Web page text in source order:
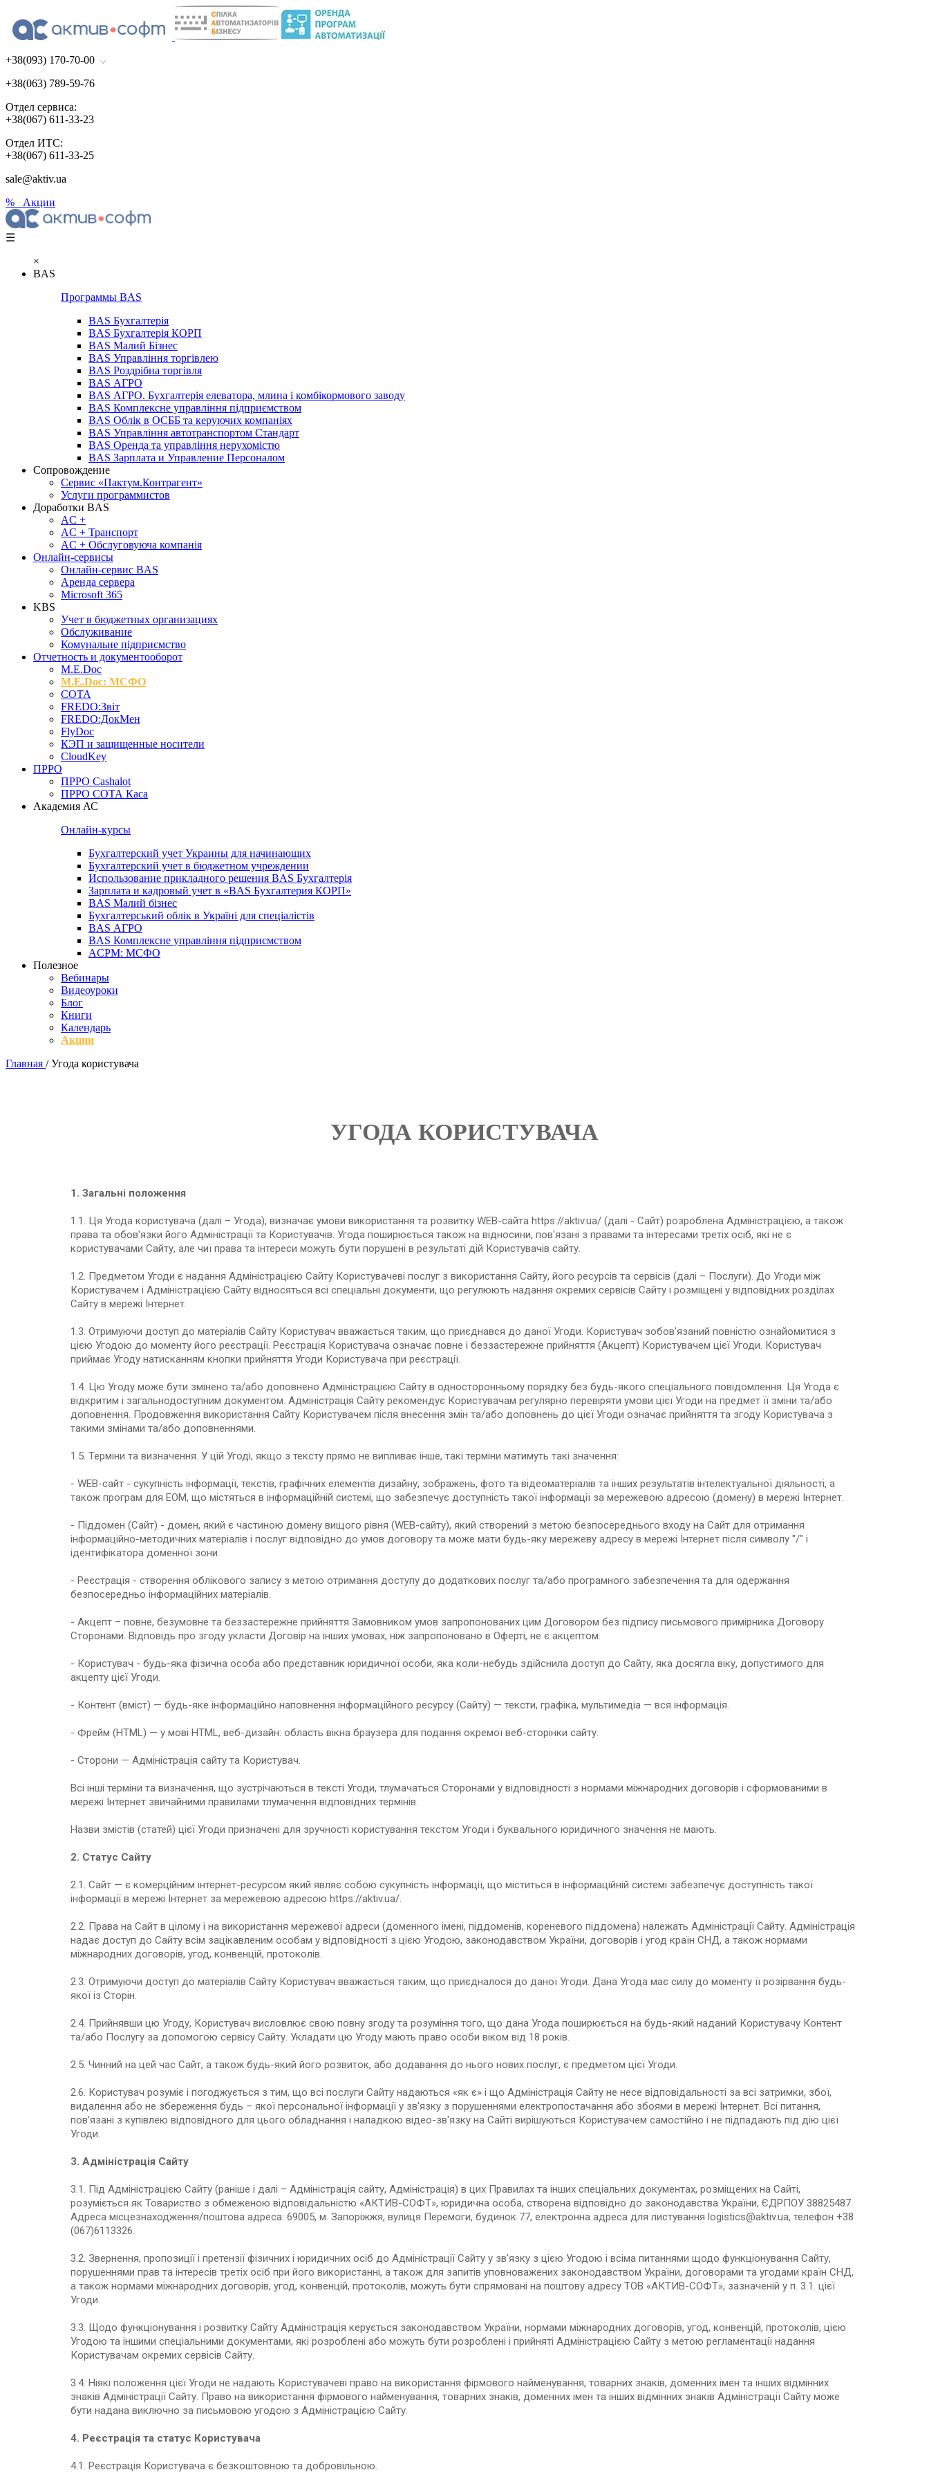
+38(093) 170-70-00
+38(063) 789-59-76
Отдел сервиса:
+38(067) 611-33-23
Отдел ИТС:
+38(067) 611-33-25
sale@aktiv.ua
% Акции
☰
×
BAS
Программы BAS
BAS Бухгалтерія
BAS Бухгалтерія КОРП
BAS Малий Бізнес
BAS Управління торгівлею
BAS Роздрібна торгівля
BAS АГРО
BAS АГРО. Бухгалтерія елеватора, млина і комбікормового заводу
BAS Комплексне управління підприємством
BAS Облік в ОСББ та керуючих компаніях
BAS Управління автотранспортом Стандарт
BAS Оренда та управління нерухомістю
BAS Зарплата и Управление Персоналом
Сопровождение
Сервис «Пактум.Контрагент»
Услуги программистов
Доработки BAS
AC +
AC + Транспорт
AC + Обслуговуюча компанія
Онлайн-сервисы
Онлайн-сервис BAS
Аренда сервера
Microsoft 365
KBS
Учет в бюджетных организациях
Обслуживание
Комунальне підприємство
Отчетность и документооборот
M.Е.Doc
M.E.Doc: МСФО
СОТА
FREDO:Звіт
FREDO:ДокМен
FlyDoc
КЭП и защищенные носители
CloudKey
ПРРО
ПРРО Cashalot
ПРРО СОТА Каса
Академия АС
Онлайн-курсы
Бухгалтерский учет Украины для начинающих
Бухгалтерский учет в бюджетном учреждении
Использование прикладного решения BAS Бухгалтерія
Зарплата и кадровый учет в «BAS Бухгалтерия КОРП»
BAS Малий бізнес
Бухгалтерський облік в Україні для спеціалістів
BAS АГРО
BAS Комплексне управління підприємством
ACPM: МСФО
Полезное
Вебинары
Видеоуроки
Блог
Книги
Календарь
Акции
Главная / Угода користувача
УГОДА КОРИСТУВАЧА
1. Загальні положення
1.1. Ця Угода користувача (далі – Угода), визначає умови використання та розвитку WEB-сайта https://aktiv.ua/ (далі - Сайт) розроблена Адміністрацією, а також
права та обов'язки його Адміністрації та Користувачів. Угода поширюється також на відносини, пов'язані з правами та інтересами третіх осіб, які не є
користувачами Сайту, але чиї права та інтереси можуть бути порушені в результаті дій Користувачів сайту.
1.2. Предметом Угоди є надання Адміністрацією Сайту Користувачеві послуг з використання Сайту, його ресурсів та сервісів (далі – Послуги). До Угоди між
Користувачем і Адміністрацією Сайту відносяться всі спеціальні документи, що регулюють надання окремих сервісів Сайту і розміщені у відповідних розділах
Сайту в мережі Інтернет.
1.3. Отримуючи доступ до матеріалів Сайту Користувач вважається таким, що приєднався до даної Угоди. Користувач зобов'язаний повністю ознайомитися з
цією Угодою до моменту його реєстрації. Реєстрація Користувача означає повне і беззастережне прийняття (Акцепт) Користувачем цієї Угоди. Користувач
приймає Угоду натисканням кнопки прийняття Угоди Користувача при реєстрації.
1.4. Цю Угоду може бути змінено та/або доповнено Адміністрацією Сайту в односторонньому порядку без будь-якого спеціального повідомлення. Ця Угода є
відкритим і загальнодоступним документом. Адміністрація Сайту рекомендує Користувачам регулярно перевіряти умови цієї Угоди на предмет її зміни та/або
доповнення. Продовження використання Сайту Користувачем після внесення змін та/або доповнень до цієї Угоди означає прийняття та згоду Користувача з
такими змінами та/або доповненнями.
1.5. Терміни та визначення. У цій Угоді, якщо з тексту прямо не випливає інше, такі терміни матимуть такі значення:
- WEB-сайт - сукупність інформації, текстів, графічних елементів дизайну, зображень, фото та відеоматеріалів та інших результатів інтелектуальної діяльності, а
також програм для ЕОМ, що містяться в інформаційній системі, що забезпечує доступність такої інформації за мережевою адресою (домену) в мережі Інтернет.
- Піддомен (Сайт) - домен, який є частиною домену вищого рівня (WEB-сайту), який створений з метою безпосереднього входу на Сайт для отримання
інформаційно-методичних матеріалів і послуг відповідно до умов договору та може мати будь-яку мережеву адресу в мережі Інтернет після символу "/" і
ідентифікатора доменної зони.
- Реєстрація - створення облікового запису з метою отримання доступу до додаткових послуг та/або програмного забезпечення та для одержання
безпосередньо інформаційних матеріалів.
- Акцепт – повне, безумовне та беззастережне прийняття Замовником умов запропонованих цим Договором без підпису письмового примірника Договору
Сторонами. Відповідь про згоду укласти Договір на інших умовах, ніж запропоновано в Оферті, не є акцептом.
- Користувач - будь-яка фізична особа або представник юридичної особи, яка коли-небудь здійснила доступ до Сайту, яка досягла віку, допустимого для
акцепту цієї Угоди.
- Контент (вміст) — будь-яке інформаційно наповнення інформаційного ресурсу (Сайту) — тексти, графіка, мультимедіа — вся інформація.
- Фрейм (HTML) — у мові HTML, веб-дизайн: область вікна браузера для подання окремої веб-сторінки сайту.
- Сторони — Адміністрація сайту та Користувач.
Всі інші терміни та визначення, що зустрічаються в тексті Угоди, тлумачаться Сторонами у відповідності з нормами міжнародних договорів і сформованими в
мережі Інтернет звичайними правилами тлумачення відповідних термінів.
Назви змістів (статей) цієї Угоди призначені для зручності користування текстом Угоди і буквального юридичного значення не мають.
2. Статус Сайту
2.1. Сайт — є комерційним інтернет-ресурсом який являє собою сукупність інформації, що міститься в інформаційній системі забезпечує доступність такої
інформації в мережі Інтернет за мережевою адресою https://aktiv.ua/.
2.2. Права на Сайт в цілому і на використання мережевої адреси (доменного імені, піддоменів, кореневого піддомена) належать Адміністрації Сайту. Адміністрація
надає доступ до Сайту всім зацікавленим особам у відповідності з цією Угодою, законодавством України, договорів і угод країн СНД, а також нормами
міжнародних договорів, угод, конвенцій, протоколів.
2.3. Отримуючи доступ до матеріалів Сайту Користувач вважається таким, що приєдналося до даної Угоди. Дана Угода має силу до моменту її розірвання будь-
якої із Сторін.
2.4. Прийнявши цю Угоду, Користувач висловлює свою повну згоду та розуміння того, що дана Угода поширюється на будь-який наданий Користувачу Контент
та/або Послугу за допомогою сервісу Сайту. Укладати цю Угоду мають право особи віком від 18 років.
2.5. Чинний на цей час Сайт, а також будь-який його розвиток, або додавання до нього нових послуг, є предметом цієї Угоди.
2.6. Користувач розуміє і погоджується з тим, що всі послуги Сайту надаються «як є» і що Адміністрація Сайту не несе відповідальності за всі затримки, збої,
видалення або не збереження будь – якої персональної інформації у зв'язку з порушеннями електропостачання або збоями в мережі Інтернет. Всі питання,
пов'язані з купівлею відповідного для цього обладнання і наладкою відео-зв'язку на Сайті вирішуються Користувачем самостійно і не підпадають під дію цієї
Угоди.
3. Адміністрація Сайту
3.1. Під Адміністрацією Сайту (раніше і далі – Адміністрація сайту, Адміністрація) в цих Правилах та інших спеціальних документах, розміщених на Сайті,
розуміється як Товариство з обмеженою відповідальністю «АКТИВ-СОФТ», юридична особа, створена відповідно до законодавства України, ЄДРПОУ 38825487.
Адреса місцезнаходження/поштова адреса: 69005, м. Запоріжжя, вулиця Перемоги, будинок 77, електронна адреса для листування logistics@aktiv.ua, телефон +38
(067)6113326.
3.2. Звернення, пропозиції і претензії фізичних і юридичних осіб до Адміністрації Сайту у зв'язку з цією Угодою і всіма питаннями щодо функціонування Сайту,
порушеннями прав та інтересів третіх осіб при його використанні, а також для запитів уповноважених законодавством України, договорами та угодами країн СНД,
а також нормами міжнародних договорів, угод, конвенцій, протоколів, можуть бути спрямовані на поштову адресу ТОВ «АКТИВ-СОФТ», зазначеній у п. 3.1. цієї
Угоди.
3.3. Щодо функціонування і розвитку Сайту Адміністрація керується законодавством України, нормами міжнародних договорів, угод, конвенцій, протоколів, цією
Угодою та іншими спеціальними документами, які розроблені або можуть бути розроблені і прийняті Адміністрацією Сайту з метою регламентації надання
Користувачам окремих сервісів Сайту.
3.4. Ніякі положення цієї Угоди не надають Користувачеві право на використання фірмового найменування, товарних знаків, доменних імен та інших відмінних
знаків Адміністрації Сайту. Право на використання фірмового найменування, товарних знаків, доменних імен та інших відмінних знаків Адміністрації Сайту може
бути надана виключно за письмовою угодою з Адміністрацією Сайту.
4. Реєстрація та статус Користувача
4.1. Реєстрація Користувача є безкоштовною та добровільною.